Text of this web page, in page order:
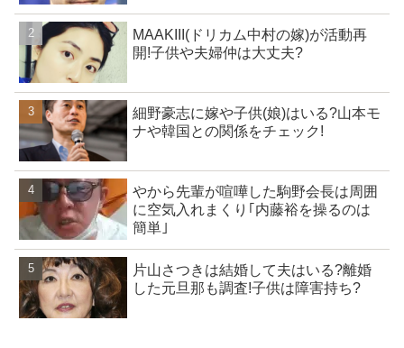
MAAKIII(ドリカム中村の嫁)が活動再
開!子供や夫婦仲は大丈夫?
細野豪志に嫁や子供(娘)はいる?山本モ
ナや韓国との関係をチェック!
やから先輩が喧嘩した駒野会長は周囲
に空気入れまくり｢内藤裕を操るのは
簡単｣
片山さつきは結婚して夫はいる?離婚
した元旦那も調査!子供は障害持ち?